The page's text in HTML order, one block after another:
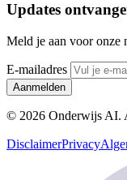
Updates
Meld je aan voor onze
E-mailadres
Aanmelden
© 2026 Onderwijs AI.
DisclaimerPrivacy